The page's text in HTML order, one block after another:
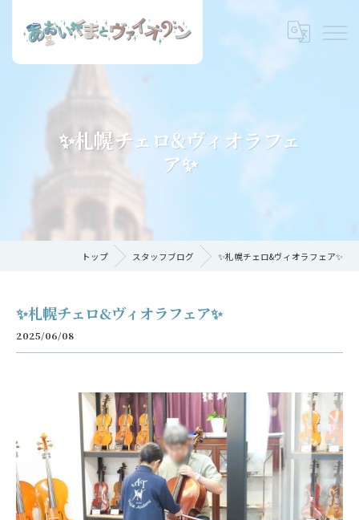
✨札幌チェロ&ヴィオラフェ
ア✨
トップ スタッフブログ ✨札幌チェロ&ヴィオラフェア✨
✨札幌チェロ&ヴィオラフェア✨
2025/06/08